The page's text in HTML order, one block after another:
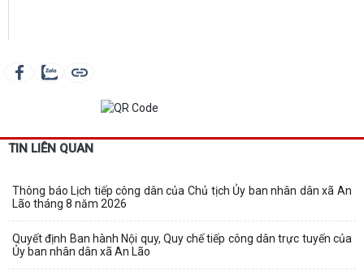
TIN LIÊN QUAN
Thông báo Lịch tiếp công dân của Chủ tịch Ủy ban nhân dân xã An
Lão tháng 8 năm 2026
Quyết định Ban hành Nội quy, Quy chế tiếp công dân trực tuyến của
Ủy ban nhân dân xã An Lão